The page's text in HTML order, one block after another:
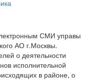
СМИ управы
АО г.Москвы.
о деятельности
исполнительной
в районе, о